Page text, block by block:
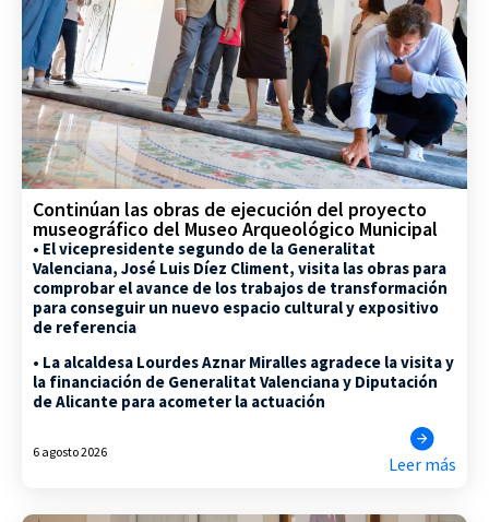
Continúan las obras de ejecución del proyecto
museográfico del Museo Arqueológico Municipal
• El vicepresidente segundo de la Generalitat
Valenciana, José Luis Díez Climent, visita las obras para
comprobar el avance de los trabajos de transformación
para conseguir un nuevo espacio cultural y expositivo
de referencia
• La alcaldesa Lourdes Aznar Miralles agradece la visita y
la financiación de Generalitat Valenciana y Diputación
de Alicante para acometer la actuación
6 agosto 2026
Leer más